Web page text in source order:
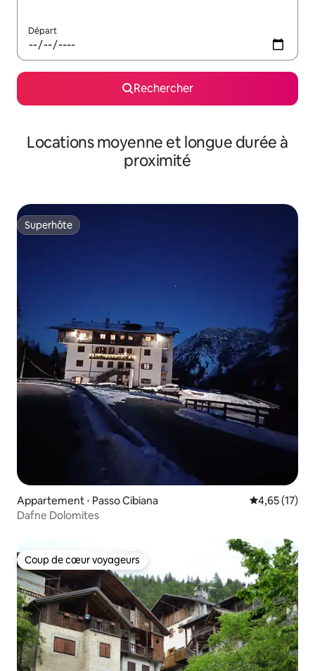
Départ
Rechercher
Locations moyenne et longue durée à
proximité
Superhôte
Superhôte
Appartement ⋅ Passo Cibiana Évaluation
4,65 (17)
Dafne Dolomites
Coup de cœur voyageurs
Coup de cœur voyageurs